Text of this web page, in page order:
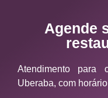
Agende
Atendimento
Uberaba, com